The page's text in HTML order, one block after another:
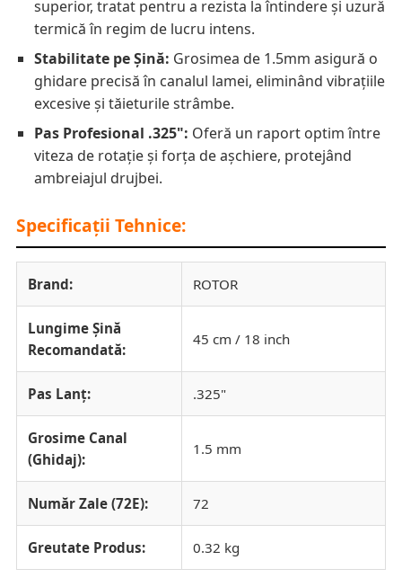
superior, tratat pentru a rezista la întindere și uzură
termică în regim de lucru intens.
Stabilitate pe Șină: Grosimea de 1.5mm asigură o
ghidare precisă în canalul lamei, eliminând vibrațiile
excesive și tăieturile strâmbe.
Pas Profesional .325": Oferă un raport optim între
viteza de rotație și forța de așchiere, protejând
ambreiajul drujbei.
Specificații Tehnice:
Brand: ROTOR
Lungime Șină
Recomandată:
45 cm / 18 inch
Pas Lanț: .325"
Grosime Canal
(Ghidaj):
1.5 mm
Număr Zale (72E): 72
Greutate Produs: 0.32 kg